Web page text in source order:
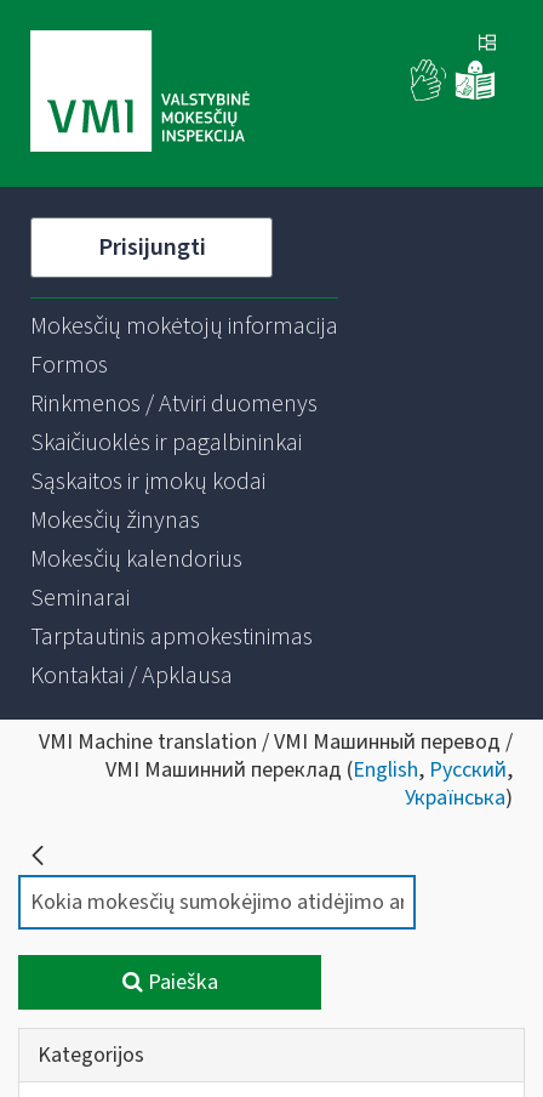
Prisijungti
Mokesčių mokėtojų informacija
Formos
Rinkmenos / Atviri duomenys
Skaičiuoklės ir pagalbininkai
Sąskaitos ir įmokų kodai
Mokesčių žinynas
Mokesčių kalendorius
Seminarai
Tarptautinis apmokestinimas
Kontaktai / Apklausa
VMI Machine translation / VMI Машинный перевод /
VMI Машинний переклад (English, Русский,
Українська)
Paieška
Kategorijos